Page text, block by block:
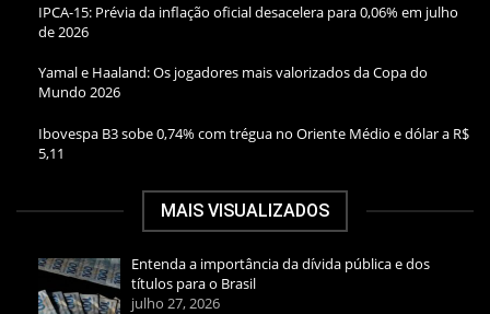
IPCA-15: Prévia da inflação oficial desacelera para 0,06% em julho
de 2026
Yamal e Haaland: Os jogadores mais valorizados da Copa do
Mundo 2026
Ibovespa B3 sobe 0,74% com trégua no Oriente Médio e dólar a R$
5,11
MAIS VISUALIZADOS
Entenda a importância da dívida pública e dos
títulos para o Brasil
julho 27, 2026